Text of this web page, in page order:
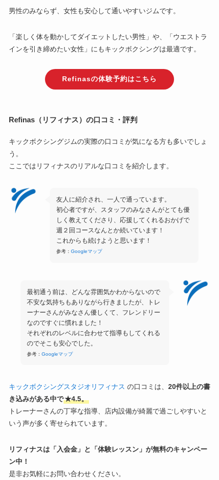
男性のみならず、女性も安心して通いやすいジムです。
「楽しく体を動かしてダイエットしたい男性」や、「ウエストラ
インを引き締めたい女性」にもキックボクシングは最適です。
Refinasの体験予約はこちら
Refinas（リフィナス）の口コミ・評判
キックボクシングジムの実際の口コミが気になる方も多いでしょ
う。
ここではリフィナスのリアルな口コミを紹介します。
友人に紹介され、一人で通っています。
初心者ですが、スタッフのみなさんがとても優
しく教えてくださり、応援してくれるおかげで
週２回コースなんとか続いています！
これからも続けようと思います！
参考：Googleマップ
最初通う前は、どんな雰囲気かわからないので
不安な気持ちもありながら行きましたが、トレ
ーナーさんがみなさん優しくて、フレンドリー
なのですぐに慣れました！
それぞれのレベルに合わせて指導もしてくれる
のでそこも安心でした。
参考：Googleマップ
キックボクシングスタジオリフィナス の口コミは、 20件以上の書
き込みがある中で★4.5。
トレーナーさんの丁寧な指導、店内設備が綺麗で過ごしやすいと
いう声が多く寄せられています。
リフィナスは「入会金」と「体験レッスン」が無料のキャンペー
ン中！
是非お気軽にお問い合わせください。